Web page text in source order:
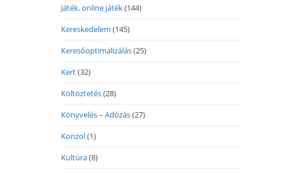
Játék, online játék(144)
Kereskedelem (145)
Keresőoptimalizálás(25)
Kert(32)
Költöztetés(28)
Könyvelés – Adózás(27)
Konzol(1)
Kultúra(8)